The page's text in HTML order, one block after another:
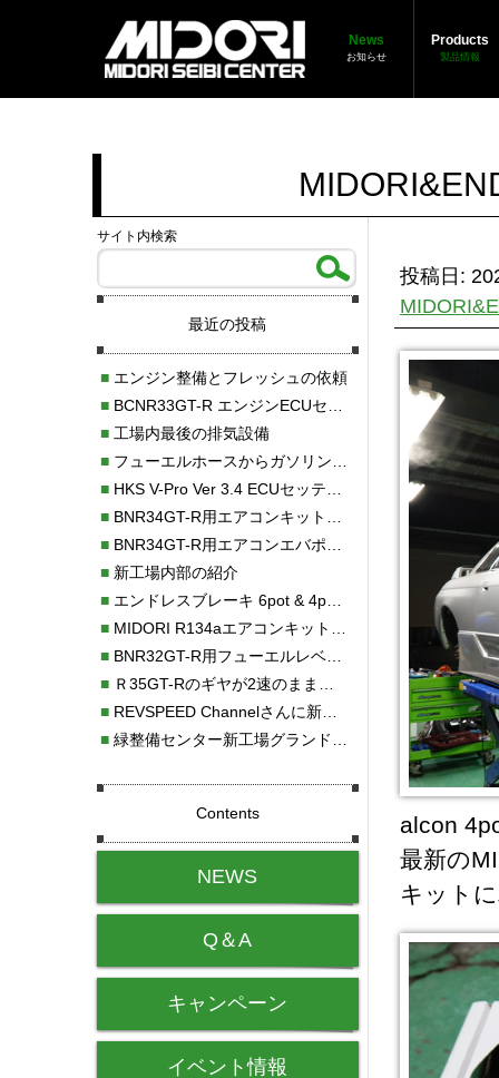
News
お知らせ
Products
製品情報
投稿日:
alcon
最新の
キット
サイト内検索
最近の投稿
■エンジン整備とフレッシュの依頼
■BCNR33GT-R エンジンECUセッティング調整
■工場内最後の排気設備
■フューエルホースからガソリン漏れ
■HKS V-Pro Ver 3.4 ECUセッティング
■BNR34GT-R用エアコンキット新発売！！
■BNR34GT-R用エアコンエバポレーターを新発売！！
■新工場内部の紹介
■エンドレスブレーキ 6pot & 4potオーバーホール
■MIDORI R134aエアコンキットタイプⅡ取り付け
■BNR32GT-R用フューエルレベルセンサー新発売！！
■Ｒ35GT-Rのギヤが2速のまま変速しない！！
■REVSPEED Channelさんに新社屋を紹介していただきました!!
■緑整備センター新工場グランドオープン・続報
Contents
NEWS
Q＆A
キャンペーン
イベント情報